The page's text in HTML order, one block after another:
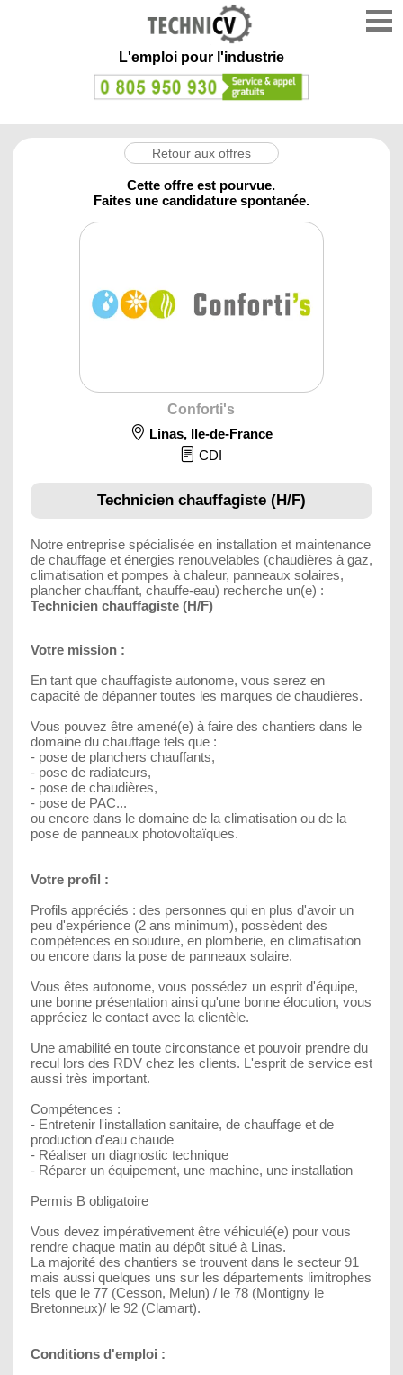
L'emploi pour l'industrie
Retour aux offres
Cette offre est pourvue.
Faites une candidature spontanée.
Conforti's
Linas, Ile-de-France
CDI
Technicien chauffagiste (H/F)
Notre entreprise spécialisée en installation et maintenance
de chauffage et énergies renouvelables (chaudières à gaz,
climatisation et pompes à chaleur, panneaux solaires,
plancher chauffant, chauffe-eau) recherche un(e) :
Technicien chauffagiste (H/F)
Votre mission :
En tant que chauffagiste autonome, vous serez en
capacité de dépanner toutes les marques de chaudières.
Vous pouvez être amené(e) à faire des chantiers dans le
domaine du chauffage tels que :
- pose de planchers chauffants,
- pose de radiateurs,
- pose de chaudières,
- pose de PAC...
ou encore dans le domaine de la climatisation ou de la
pose de panneaux photovoltaïques.
Votre profil :
Profils appréciés : des personnes qui en plus d'avoir un
peu d'expérience (2 ans minimum), possèdent des
compétences en soudure, en plomberie, en climatisation
ou encore dans la pose de panneaux solaire.
Vous êtes autonome, vous possédez un esprit d'équipe,
une bonne présentation ainsi qu'une bonne élocution, vous
appréciez le contact avec la clientèle.
Une amabilité en toute circonstance et pouvoir prendre du
recul lors des RDV chez les clients. L'esprit de service est
aussi très important.
Compétences :
- Entretenir l'installation sanitaire, de chauffage et de
production d'eau chaude
- Réaliser un diagnostic technique
- Réparer un équipement, une machine, une installation
Permis B obligatoire
Vous devez impérativement être véhiculé(e) pour vous
rendre chaque matin au dépôt situé à Linas.
La majorité des chantiers se trouvent dans le secteur 91
mais aussi quelques uns sur les départements limitrophes
tels que le 77 (Cesson, Melun) / le 78 (Montigny le
Bretonneux)/ le 92 (Clamart).
Conditions d'emploi :